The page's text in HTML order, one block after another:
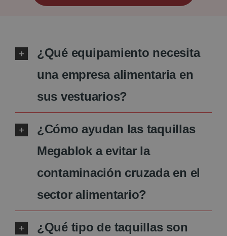
¿Qué equipamiento necesita
una empresa alimentaria en
sus vestuarios?
¿Cómo ayudan las taquillas
Megablok a evitar la
contaminación cruzada en el
sector alimentario?
¿Qué tipo de taquillas son